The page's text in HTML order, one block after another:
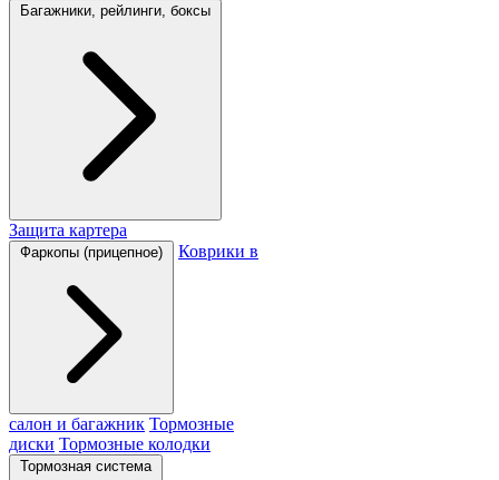
Багажники, рейлинги, боксы
Защита картера
Фаркопы (прицепное) Коврики в
салон и багажник Тормозные
диски Тормозные колодки
Тормозная система